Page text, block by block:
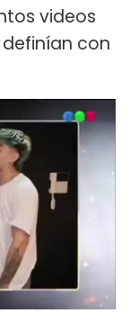
videos
con